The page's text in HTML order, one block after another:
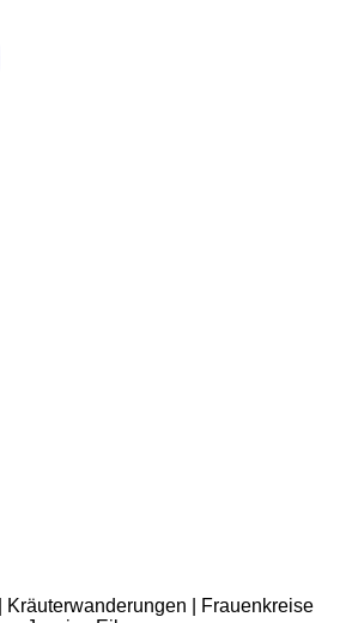
Kräuterwanderungen | Frauenkreise